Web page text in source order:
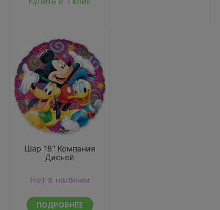
Шар 18" Компания
Дисней
Нет в наличии
ПОДРОБНЕЕ